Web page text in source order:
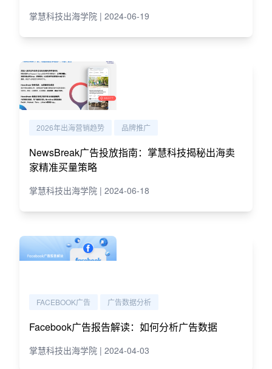
掌慧科技出海学院 | 2024-06-19
2026年出海营销趋势 品牌推广
NewsBreak广告投放指南：掌慧科技揭秘出海卖
家精准买量策略
掌慧科技出海学院 | 2024-06-18
FACEBOOK广告 广告数据分析
Facebook广告报告解读：如何分析广告数据
掌慧科技出海学院 | 2024-04-03